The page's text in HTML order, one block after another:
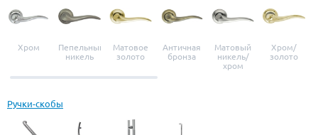
Хром
Пепельный
никель
Матовое
золото
Античная
бронза
Матовый
никель/
хром
Хром/
золото
Ручки-скобы